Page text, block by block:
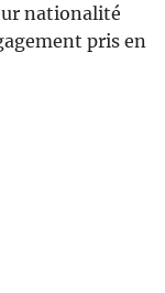
nationalité
pris en